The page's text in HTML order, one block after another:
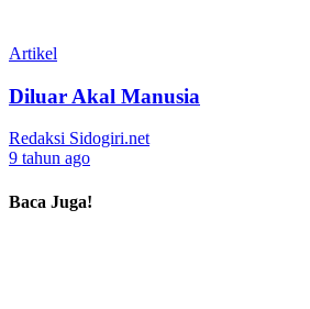
Artikel
Diluar Akal Manusia
Redaksi Sidogiri.net
9 tahun ago
Baca Juga!